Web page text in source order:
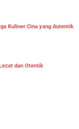
Kuliner Cina yang Autentik
dan Otentik